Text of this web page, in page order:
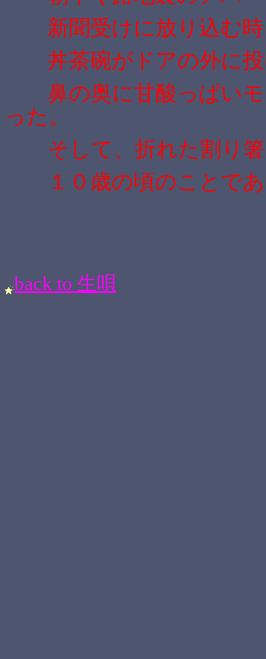
新聞受けに放り込む時
丼茶碗がドアの外に投
鼻の奥に甘酸っぱいモ
った。
そして、折れた割り箸
１０歳の頃のことであ
back to 生唄